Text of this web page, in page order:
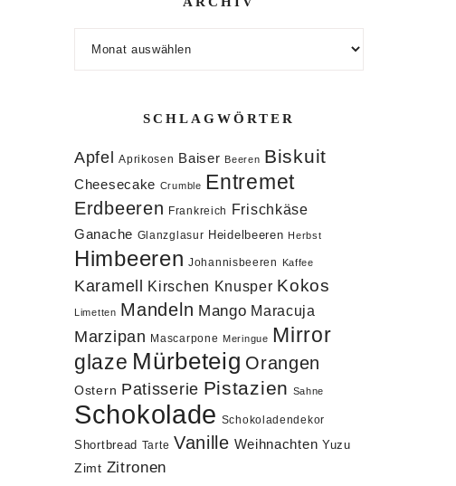
SCHLAGWÖRTER
Apfel Aprikosen Baiser Beeren Biskuit
Cheesecake Crumble Entremet
Erdbeeren Frankreich Frischkäse
Ganache Glanzglasur Heidelbeeren Herbst
Himbeeren Johannisbeeren Kaffee
Karamell Kirschen Knusper Kokos
Limetten Mandeln Mango Maracuja
Marzipan Mascarpone Meringue Mirror
glaze Mürbeteig Orangen
Ostern Patisserie Pistazien Sahne
Schokolade Schokoladendekor
Shortbread Tarte Vanille Weihnachten Yuzu
Zimt Zitronen